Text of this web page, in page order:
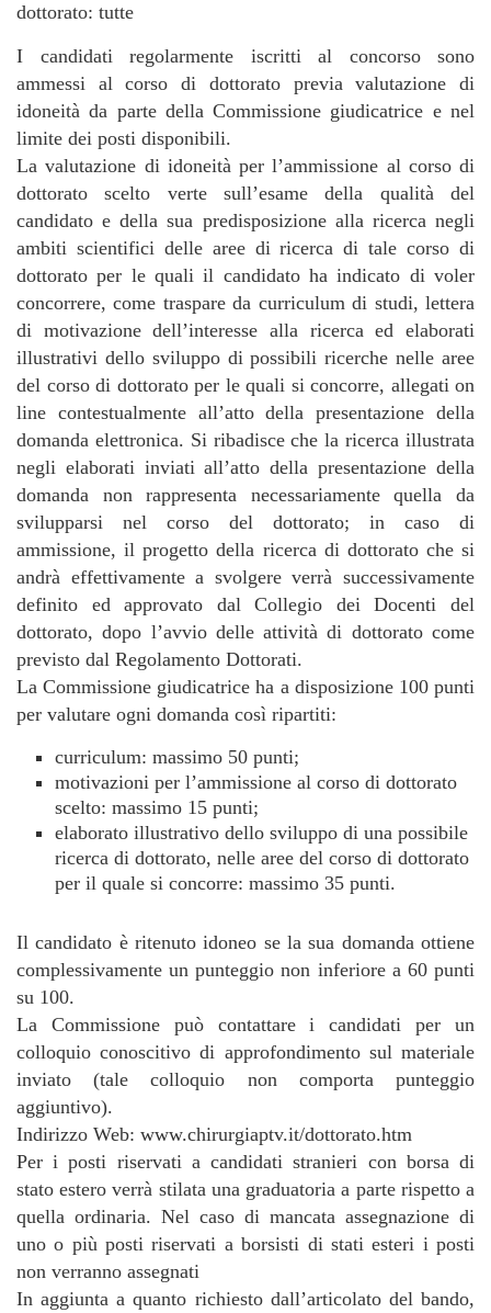
dottorato: tutte
I candidati regolarmente iscritti al concorso sono
ammessi al corso di dottorato previa valutazione di
idoneità da parte della Commissione giudicatrice e nel
limite dei posti disponibili.
La valutazione di idoneità per l’ammissione al corso di
dottorato scelto verte sull’esame della qualità del
candidato e della sua predisposizione alla ricerca negli
ambiti scientifici delle aree di ricerca di tale corso di
dottorato per le quali il candidato ha indicato di voler
concorrere, come traspare da curriculum di studi, lettera
di motivazione dell’interesse alla ricerca ed elaborati
illustrativi dello sviluppo di possibili ricerche nelle aree
del corso di dottorato per le quali si concorre, allegati on
line contestualmente all’atto della presentazione della
domanda elettronica. Si ribadisce che la ricerca illustrata
negli elaborati inviati all’atto della presentazione della
domanda non rappresenta necessariamente quella da
svilupparsi nel corso del dottorato; in caso di
ammissione, il progetto della ricerca di dottorato che si
andrà effettivamente a svolgere verrà successivamente
definito ed approvato dal Collegio dei Docenti del
dottorato, dopo l’avvio delle attività di dottorato come
previsto dal Regolamento Dottorati.
La Commissione giudicatrice ha a disposizione 100 punti
per valutare ogni domanda così ripartiti:
curriculum: massimo 50 punti;
motivazioni per l’ammissione al corso di dottorato
scelto: massimo 15 punti;
elaborato illustrativo dello sviluppo di una possibile
ricerca di dottorato, nelle aree del corso di dottorato
per il quale si concorre: massimo 35 punti.
Il candidato è ritenuto idoneo se la sua domanda ottiene
complessivamente un punteggio non inferiore a 60 punti
su 100.
La Commissione può contattare i candidati per un
colloquio conoscitivo di approfondimento sul materiale
inviato (tale colloquio non comporta punteggio
aggiuntivo).
Indirizzo Web: www.chirurgiaptv.it/dottorato.htm
Per i posti riservati a candidati stranieri con borsa di
stato estero verrà stilata una graduatoria a parte rispetto a
quella ordinaria. Nel caso di mancata assegnazione di
uno o più posti riservati a borsisti di stati esteri i posti
non verranno assegnati
In aggiunta a quanto richiesto dall’articolato del bando,